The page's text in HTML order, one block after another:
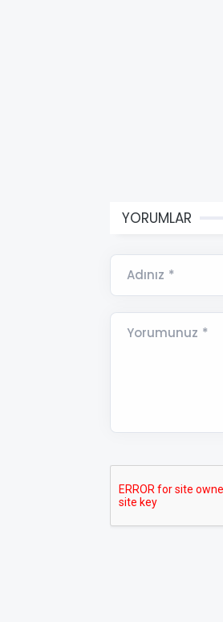
YORUMLAR
Adınız *
Yorumunuz *